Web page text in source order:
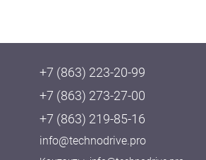
+7 (863) 223-20-99
+7 (863) 273-27-00
+7 (863) 219-85-16
info@technodrive.pro